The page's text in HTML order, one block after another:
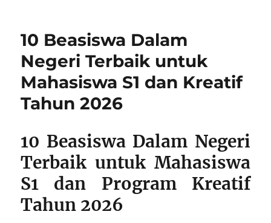
Inovasi
10 Beasiswa Dalam
Negeri Terbaik untuk
Mahasiswa S1 dan Kreatif
Tahun 2026
10 Beasiswa Dalam Negeri
Terbaik untuk Mahasiswa
S1 dan Program Kreatif
Tahun 2026